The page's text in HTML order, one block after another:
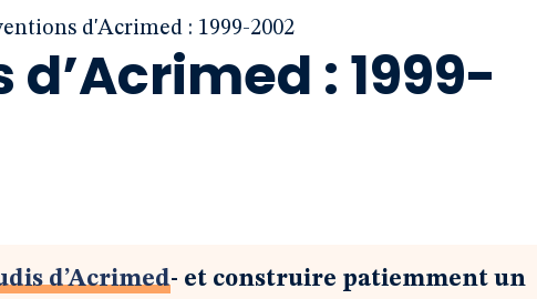
d'Acrimed : 1999-2002
: 1999-
d’Acrimed- et construire patiemment un